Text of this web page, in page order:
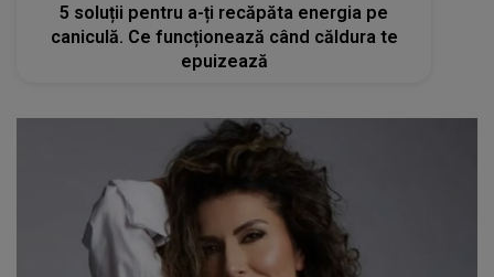
5 soluții pentru a-ți recăpăta energia pe
caniculă. Ce funcționează când căldura te
epuizează